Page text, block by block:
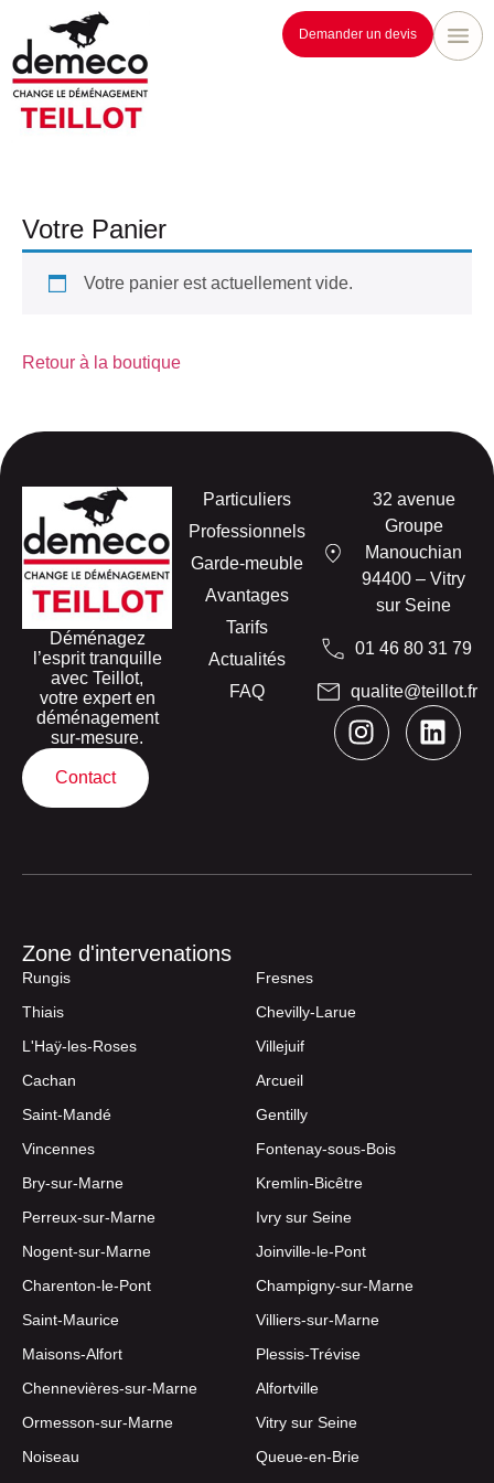
Demander un devis
Votre Panier
Votre panier est actuellement vide.
Retour à la boutique
Déménagez
l’esprit tranquille
avec Teillot,
votre expert en
déménagement
sur-mesure.
Contact
32 avenue
Groupe
Manouchian
94400 – Vitry
sur Seine
01 46 80 31 79
qualite@teillot.fr
Particuliers
Professionnels
Garde-meuble
Avantages
Tarifs
Actualités
FAQ
Zone d'intervenations
Rungis
Fresnes
Thiais
Chevilly-Larue
L'Haÿ-les-Roses
Villejuif
Cachan
Arcueil
Saint-Mandé
Gentilly
Vincennes
Fontenay-sous-Bois
Bry-sur-Marne
Kremlin-Bicêtre
Perreux-sur-Marne
Ivry sur Seine
Nogent-sur-Marne
Joinville-le-Pont
Charenton-le-Pont
Champigny-sur-Marne
Saint-Maurice
Villiers-sur-Marne
Maisons-Alfort
Plessis-Trévise
Chennevières-sur-Marne
Alfortville
Ormesson-sur-Marne
Vitry sur Seine
Noiseau
Queue-en-Brie